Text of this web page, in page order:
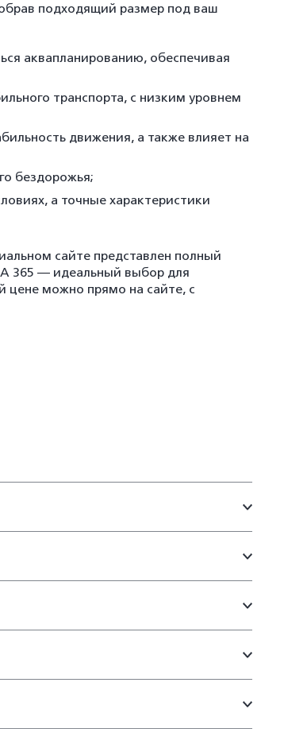
подходящий размер под ваш
аквапланированию, обеспечивая
транспорта, с низким уровнем
движения, а также влияет на
бездорожья;
а точные характеристики
сайте представлен полный
365 — идеальный выбор для
можно прямо на сайте, с